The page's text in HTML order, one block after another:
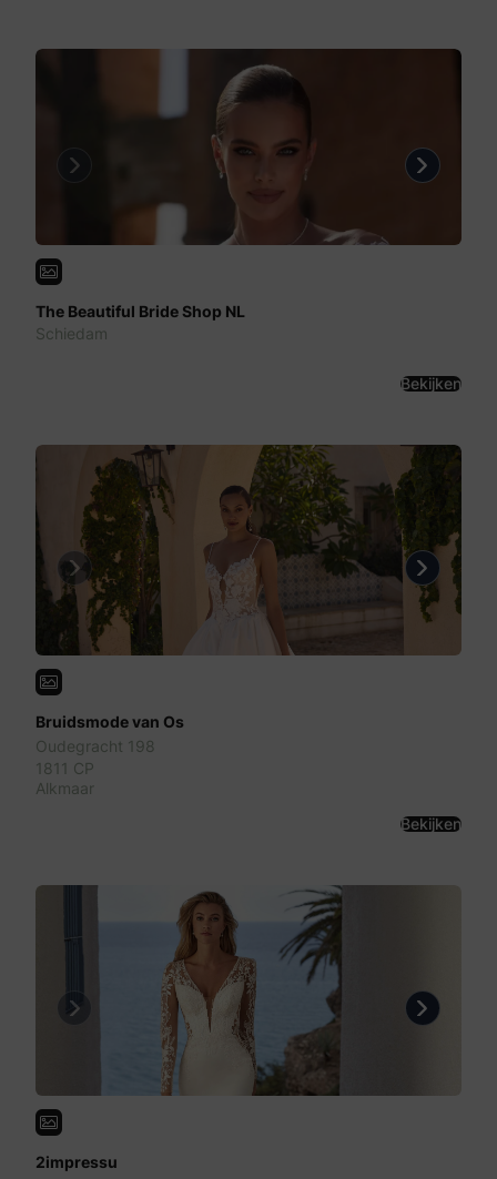
Previous Next
The Beautiful Bride Shop NL
Schiedam
Bekijken
Previous Next
Bruidsmode van Os
Oudegracht 198
1811 CP
Alkmaar
Bekijken
Previous Next
2impressu